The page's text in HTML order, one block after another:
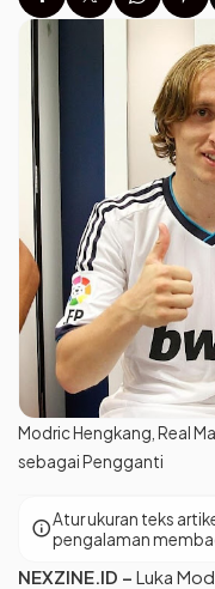
Modric Hengkang, Real
sebagai Pengganti
infoAtur ukuran teks
pengalaman
NEXZINE.ID – Luka